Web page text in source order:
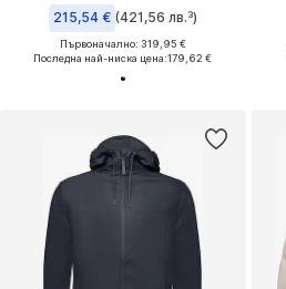
215,54 € (421,56 лв.³)
Първоначално: 319,95 €
Последна най-ниска цена:179,62 €